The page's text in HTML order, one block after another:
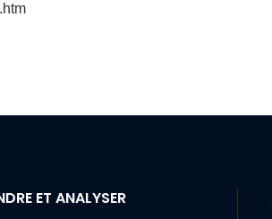
ET ANALYSER